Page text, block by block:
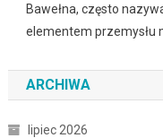
Bawełna, często
elementem przemysłu
ARCHIWA
lipiec 2026